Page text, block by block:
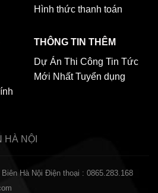
Hình thức thanh toán
THÔNG TIN THÊM
Dự Án Thi Công Tin Tức
Mới Nhất Tuyển dụng
HÀ NỘI
Hà Nội Điện thoại : 0865.283.168